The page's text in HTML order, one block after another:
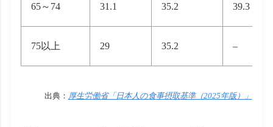
65～74 31.1 35.2 39.3
75以上 29 35.2 –
出典： 厚生労働省「日本人の食事摂取基準（2025年版）」